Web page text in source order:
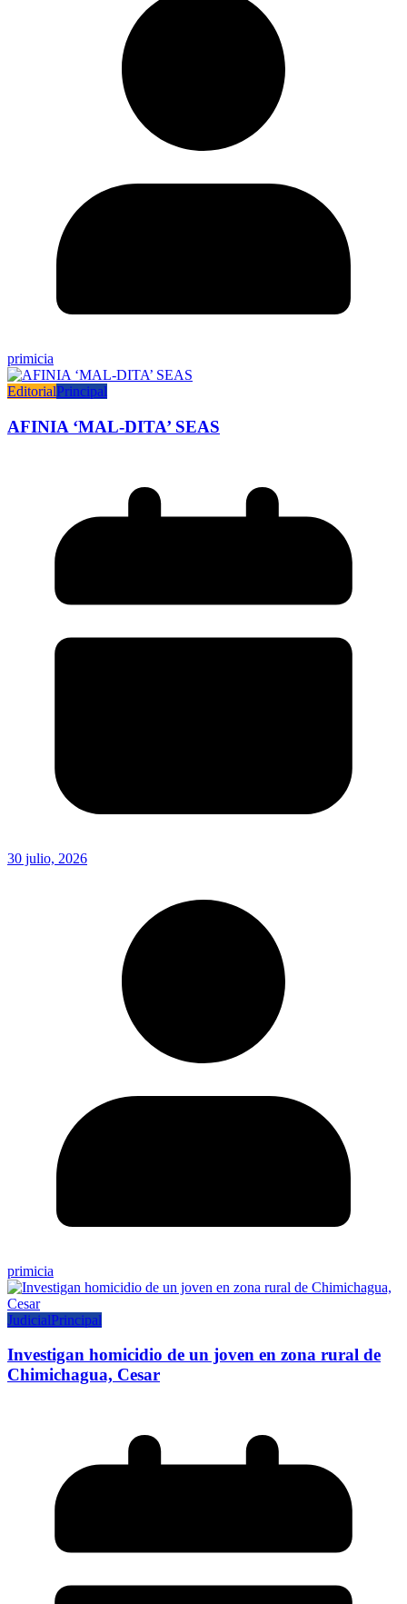
primicia
EditorialPrincipal
AFINIA ‘MAL-DITA’ SEAS
30 julio, 2026
primicia
JudicialPrincipal
Investigan homicidio de un joven en zona rural de
Chimichagua, Cesar